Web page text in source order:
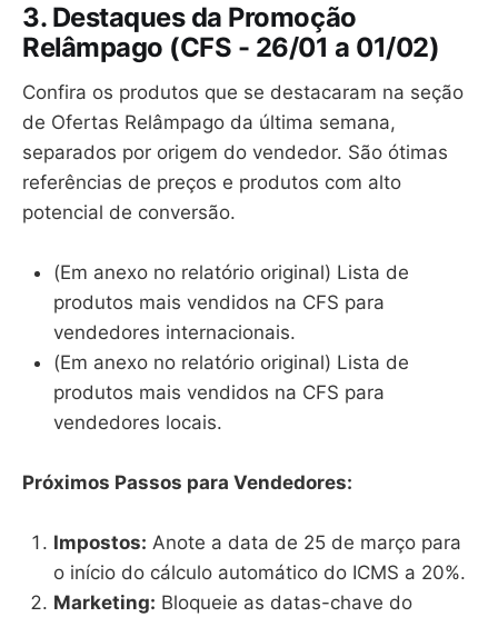
3. Destaques da Promoção
Relâmpago (CFS - 26/01 a 01/02)
Confira os produtos que se destacaram na seção
de Ofertas Relâmpago da última semana,
separados por origem do vendedor. São ótimas
referências de preços e produtos com alto
potencial de conversão.
(Em anexo no relatório original) Lista de
produtos mais vendidos na CFS para
vendedores internacionais.
(Em anexo no relatório original) Lista de
produtos mais vendidos na CFS para
vendedores locais.
Próximos Passos para Vendedores:
Impostos: Anote a data de 25 de março para
o início do cálculo automático do ICMS a 20%.
Marketing: Bloqueie as datas-chave do